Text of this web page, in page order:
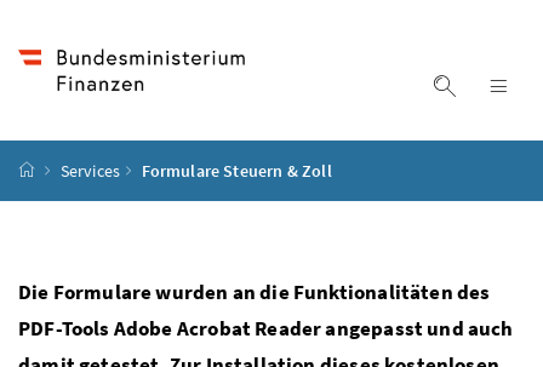
Suche
Startseite
Services Formulare Steuern & Zoll
Die Formulare wurden an die Funktionalitäten des
PDF-Tools Adobe Acrobat Reader angepasst und auch